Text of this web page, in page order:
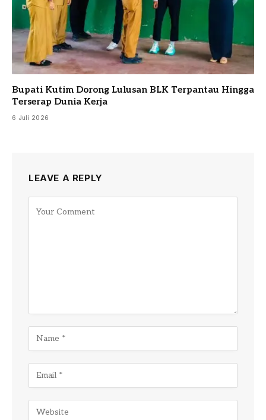
Bupati Kutim Dorong Lulusan BLK Terpantau Hingga
Terserap Dunia Kerja
6 Juli 2026
LEAVE A REPLY